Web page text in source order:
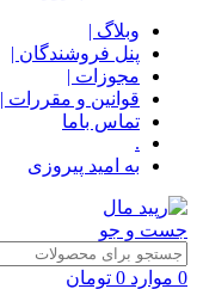
وبلاگ |
پنل فروشندگان |
مجوزات |
قوانین و مقررات |
تماس باما
.
به امید پیروزی
جست و جو
0 موارد 0 تومان